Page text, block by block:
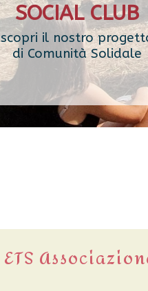
SOCIAL CLUB
scopri il nostro
di Comunità Solidale
ETS